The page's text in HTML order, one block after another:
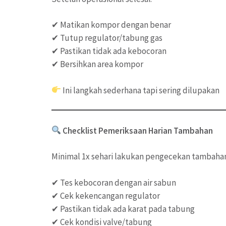
✔ Matikan kompor dengan benar
✔ Tutup regulator/tabung gas
✔ Pastikan tidak ada kebocoran
✔ Bersihkan area kompor
Ini langkah sederhana tapi sering dilupakan
Checklist Pemeriksaan Harian Tambahan
Minimal 1x sehari lakukan pengecekan
✔ Tes kebocoran dengan air sabun
✔ Cek kekencangan regulator
✔ Pastikan tidak ada karat pada tabung
✔ Cek kondisi valve/tabung